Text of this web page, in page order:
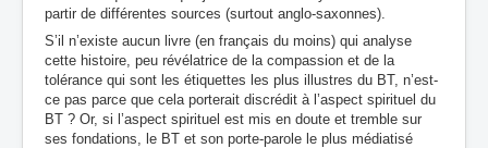
partir de différentes sources (surtout anglo-saxonnes).
S’il n’existe aucun livre (en français du moins) qui analyse
cette histoire, peu révélatrice de la compassion et de la
tolérance qui sont les étiquettes les plus illustres du BT, n’est-
ce pas parce que cela porterait discrédit à l’aspect spirituel du
BT ? Or, si l’aspect spirituel est mis en doute et tremble sur
ses fondations, le BT et son porte-parole le plus médiatisé